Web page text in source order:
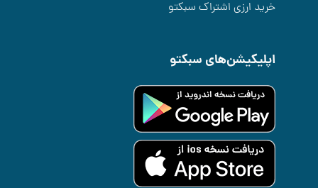
خرید ارزی اشتراک سبکتو
اپلیکیشن‌های سبکتو